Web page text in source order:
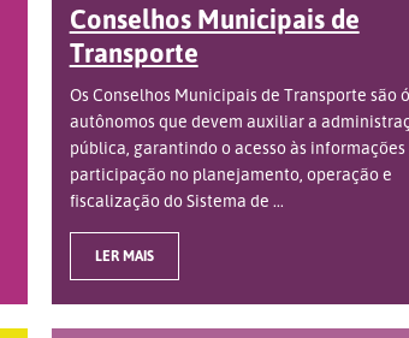
Conselhos Municipais de
Transporte
Os Conselhos Municipais de Transporte são
autônomos que devem auxiliar a
pública, garantindo o acesso às informações
participação no planejamento, operação e
fiscalização do Sistema de ...
LER MAIS